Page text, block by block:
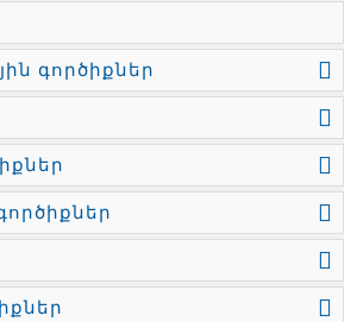
գործիքներ